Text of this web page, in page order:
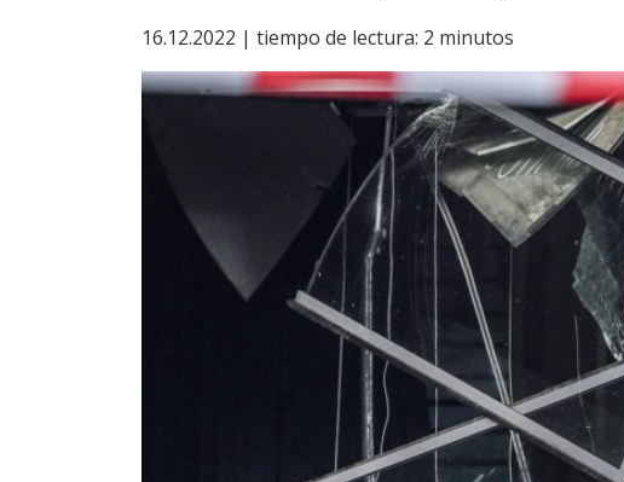
16.12.2022 | tiempo de lectura: 2 minutos